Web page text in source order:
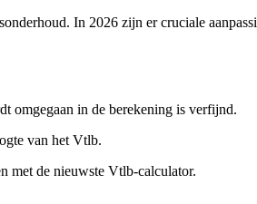
In 2026 zijn er cruciale
omgegaan in de berekening is verfijnd.
van het Vtlb.
met de nieuwste Vtlb-calculator.